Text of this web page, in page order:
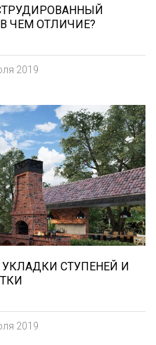
ЧЕМ ОТЛИЧИЕ?
2019
о том, что
и укладке уличных
(ступени и плитка).
СТУПЕНЕЙ И
2019